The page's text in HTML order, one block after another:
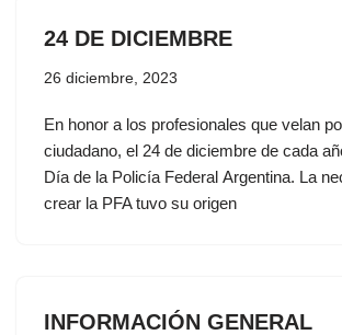
24 DE DICIEMBRE
26 diciembre, 2023
En honor a los profesionales que velan
ciudadano, el 24 de diciembre de cada
Día de la Policía Federal Argentina. La
crear la PFA tuvo su origen
INFORMACIÓN GENERAL